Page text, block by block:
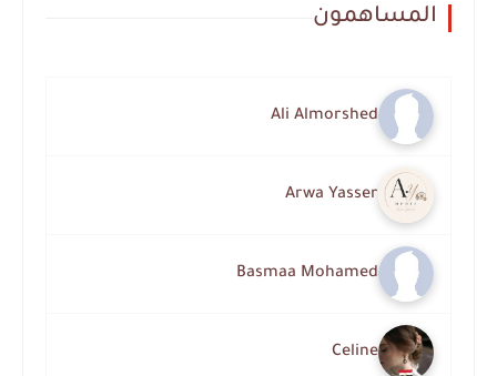
المساهمون
Ali Almorshed
Arwa Yasser
Basmaa Mohamed
Celine